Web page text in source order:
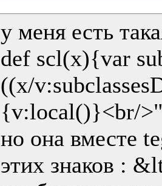
у меня есть
def scl(x){var
((x/
{v:local()}<br/
но она вместе
этих знаков :